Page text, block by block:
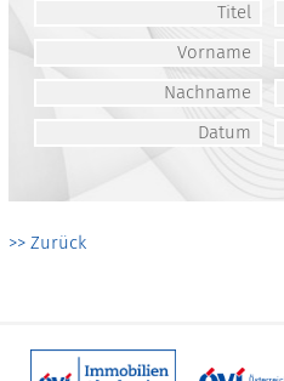
Titel
Vorname
Nachname
Datum
>> Zurück